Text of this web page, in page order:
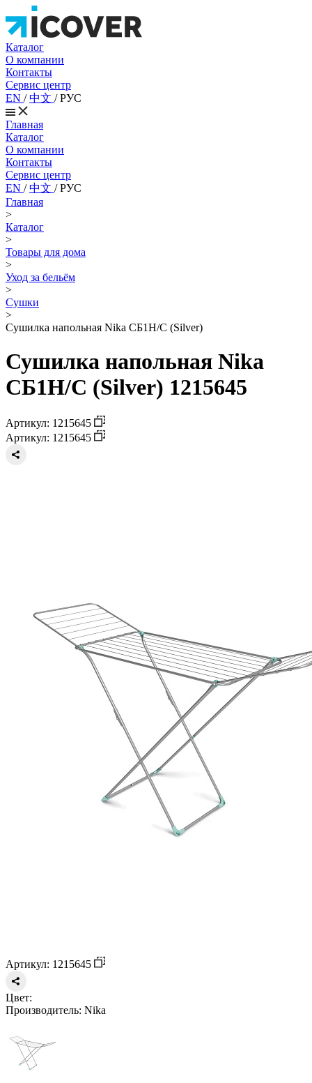
Каталог
О компании
Контакты
Сервис центр
EN /中文 /РУС
Главная
Каталог
О компании
Контакты
Сервис центр
EN /中文 /РУС
Главная
>
Каталог
>
Товары для дома
>
Уход за бельём
>
Сушки
>
Сушилка напольная Nika СБ1Н/С (Silver)
Сушилка напольная Nika
СБ1Н/С (Silver) 1215645
Артикул: 1215645
Артикул: 1215645
Артикул: 1215645
Цвет:
Производитель: Nika